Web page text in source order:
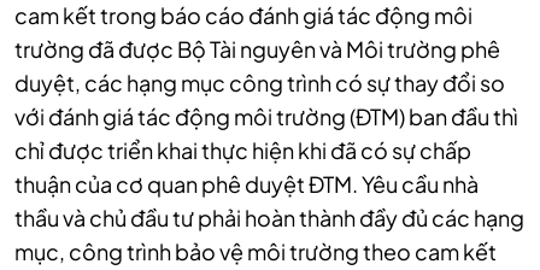
cam kết trong báo cáo đánh giá tác động môi
trường đã được Bộ Tài nguyên và Môi trường phê
duyệt, các hạng mục công trình có sự thay đổi so
với đánh giá tác động môi trường (ĐTM) ban đầu thì
chỉ được triển khai thực hiện khi đã có sự chấp
thuận của cơ quan phê duyệt ĐTM. Yêu cầu nhà
thầu và chủ đầu tư phải hoàn thành đầy đủ các hạng
mục, công trình bảo vệ môi trường theo cam kết